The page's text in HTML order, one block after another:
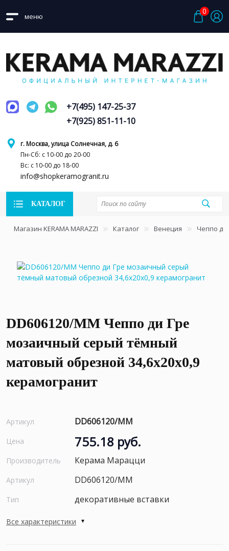
меню
0
г. Москва, улица Солнечная, д. 6
Пн-Сб: с 10-00 до 20-00
Вс: с 10-00 до 18-00
info@shopkeramogranit.ru
+7(495) 147-25-37
+7(925) 851-11-10
КАТАЛОГ
Магазин KERAMA MARAZZI Каталог Венеция Чеппо ди
DD606120/MM Чеппо ди Гре
мозаичный серый тёмный
матовый обрезной 34,6x20x0,9
керамогранит
Артикул DD606120/MM
Цена 755.18 руб.
Производитель Керама Марацци
Артикул DD606120/MM
Тип декоративные вставки
Все характеристики